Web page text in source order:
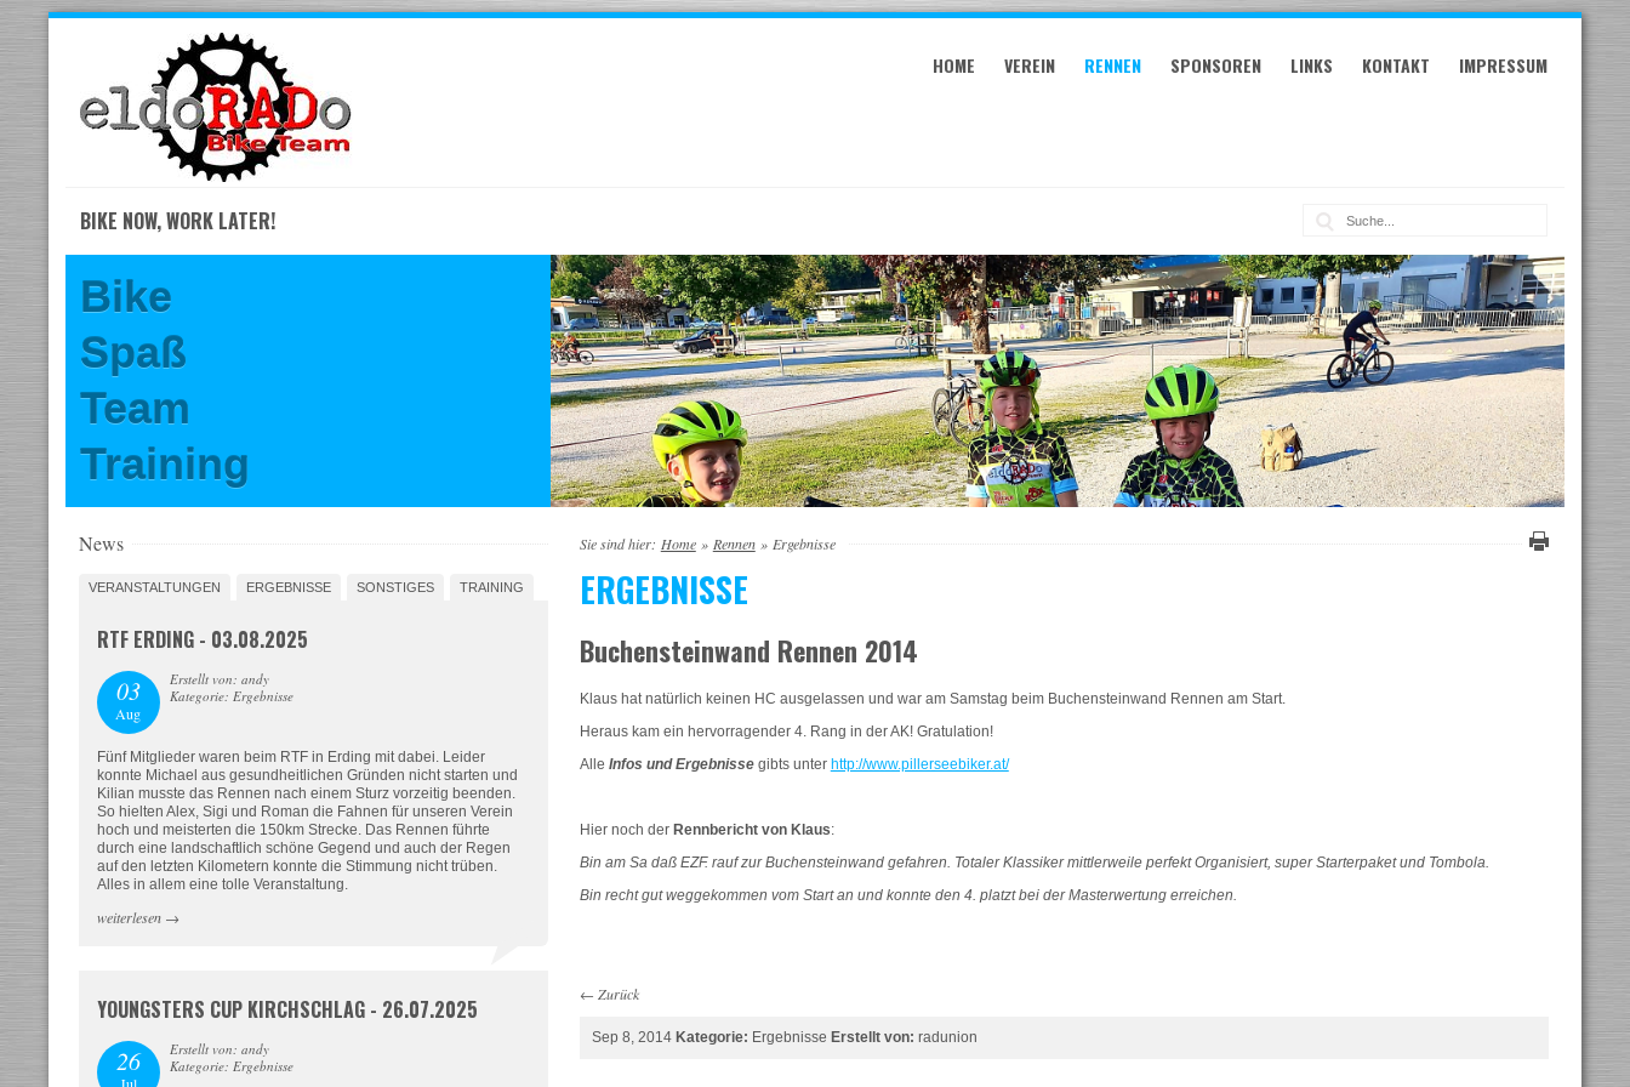
content
HOME VEREIN RENNEN SPONSOREN LINKS KONTAKT IMPRESSUM
BIKE NOW, WORK LATER! Suche:
Bike
Spaß
Team
Training
Sie sind hier: Home » Rennen » Ergebnisse
ERGEBNISSE
Buchensteinwand Rennen 2014
Klaus hat natürlich keinen HC ausgelassen und war am Samstag beim Buchensteinwand Rennen am Start.
Heraus kam ein hervorragender 4. Rang in der AK! Gratulation!
Alle Infos und Ergebnissegibts unter http://www.pillerseebiker.at/
Hier noch der Rennbericht von Klaus:
Bin am Sa daß EZF. rauf zur Buchensteinwand gefahren. Totaler Klassiker mittlerweile perfekt Organisiert, super Starterpaket und Tombola.
Bin recht gut weggekommen vom Start an und konnte den 4. platzt bei der Masterwertung erreichen.
← Zurück
Sep 8, 2014 Kategorie: Ergebnisse Erstellt von: radunion
News
VERANSTALTUNGEN ERGEBNISSE SONSTIGES TRAINING
RTF ERDING - 03.08.2025
03
Aug
Erstellt von: andy
Kategorie: Ergebnisse
Fünf Mitglieder waren beim RTF in Erding mit dabei. Leider
konnte Michael aus gesundheitlichen Gründen nicht starten und
Kilian musste das Rennen nach einem Sturz vorzeitig beenden.
So hielten Alex, Sigi und Roman die Fahnen für unseren Verein
hoch und meisterten die 150km Strecke. Das Rennen führte
durch eine landschaftlich schöne Gegend und auch der Regen
auf den letzten Kilometern konnte die Stimmung nicht trüben.
Alles in allem eine tolle Veranstaltung.
weiterlesen→
YOUNGSTERS CUP KIRCHSCHLAG - 26.07.2025
26
Erstellt von: andy
Kategorie: Ergebnisse